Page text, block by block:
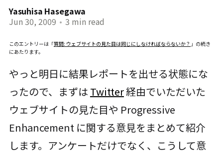
Yasuhisa Hasegawa
Jun 30, 2009 • 3 min read
このエントリーは「質問: ウェブサイトの見た目は同じにしなければならないか？ 」の続き
にあたります。
やっと明日に結果レポートを出せる状態にな
ったので、まずは Twitter経由でいただいた
ウェブサイトの見た目や Progressive
Enhancement に関する意見をまとめて紹介
します。アンケートだけでなく、こうして意